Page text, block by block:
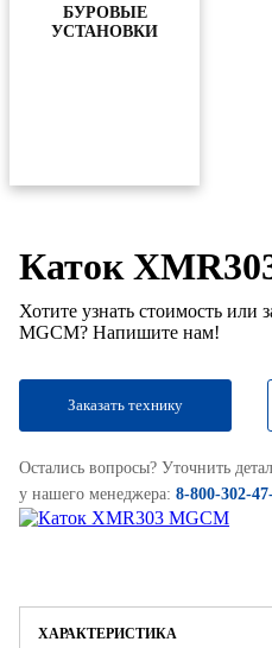
БУРОВЫЕ
УСТАНОВКИ
Каток
Хотите узнать стоимость или
MGCM? Напишите нам!
Заказать технику
Остались вопросы? Уточнить
у нашего менеджера:8-800-302-
ХАРАКТЕРИСТИКА